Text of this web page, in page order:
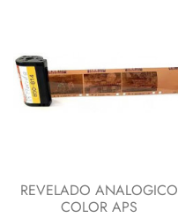
REVELADO ANALOGICO
COLOR APS